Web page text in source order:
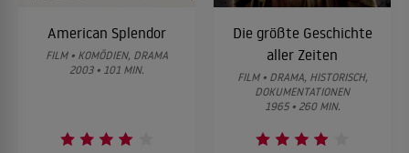
American Splendor
FILM • KOMÖDIEN, DRAMA
2003 • 101 MIN.
Die größte Geschichte
aller Zeiten
FILM • DRAMA, HISTORISCH,
DOKUMENTATIONEN
1965 • 260 MIN.